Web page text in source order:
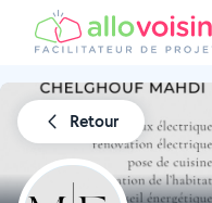
Retour